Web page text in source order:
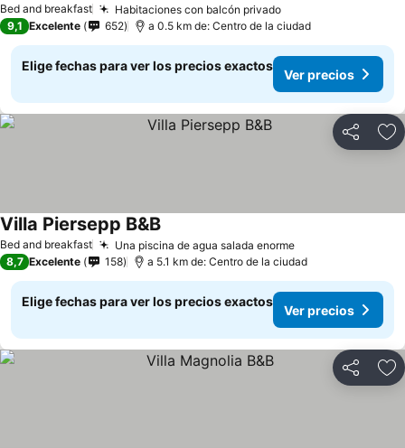
Bed and breakfast Habitaciones con balcón privado
9,1 Excelente 652 a 0.5 km de: Centro de la ciudad
Elige fechas para ver los precios exactos
Ver precios
Compartir
Bed and breakfast Una piscina de agua salada enorme
Villa Piersepp B&B
8,7 Excelente 158 a 5.1 km de: Centro de la ciudad
Elige fechas para ver los precios exactos
Ver precios
Compartir